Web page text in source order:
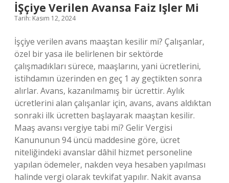
İŞçiye Verilen Avansa Faiz Işler Mi
Tarih: Kasım 12, 2024
İşçiye verilen avans maaştan kesilir mi? Çalışanlar,
özel bir yasa ile belirlenen bir sektörde
çalışmadıkları sürece, maaşlarını, yani ücretlerini,
istihdamın üzerinden en geç 1 ay geçtikten sonra
alırlar. Avans, kazanılmamış bir ücrettir. Aylık
ücretlerini alan çalışanlar için, avans, avans aldıktan
sonraki ilk ücretten başlayarak maaştan kesilir.
Maaş avansı vergiye tabi mi? Gelir Vergisi
Kanununun 94 üncü maddesine göre, ücret
niteliğindeki avanslar dâhil hizmet personeline
yapılan ödemeler, nakden veya hesaben yapılması
halinde vergi olarak tevkifat yapılır. Nakit avansa